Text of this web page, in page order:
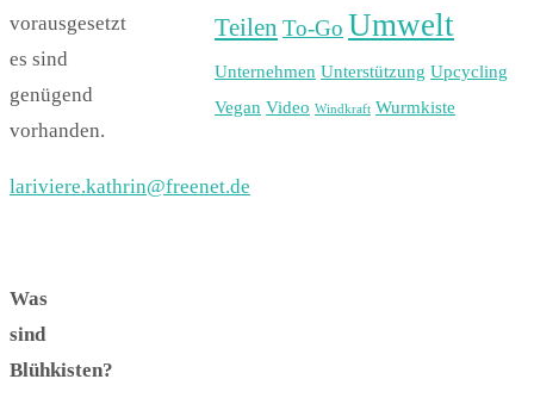
vorausgesetzt
es sind
genügend
vorhanden.
lariviere.kathrin@freenet.de
Was
sind
Blühkisten?
Teilen To-Go Umwelt
Unternehmen Unterstützung Upcycling
Vegan Video Windkraft Wurmkiste